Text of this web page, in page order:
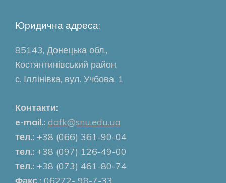
Юридична адреса:
85143, Донецька обл.,
Костянтинівський район,
с. Іллінівка, вул. Учбова, 1
Контакти:
e-mail.: dafk@snu.edu.ua
тел.: +38 (066) 361-90-04
тел.: +38 (097) 126-49-00
тел.: +38 (073) 461-80-74